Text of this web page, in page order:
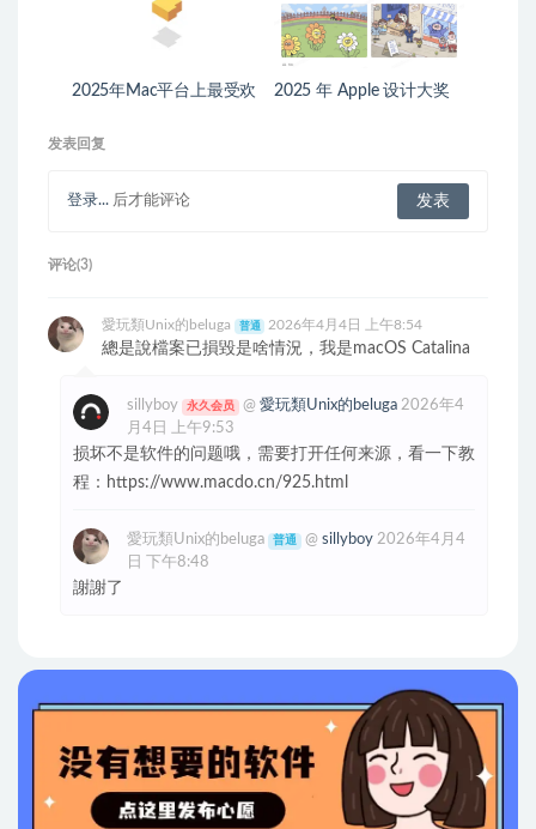
2025年Mac平台上最受欢
2025 年 Apple 设计大奖
发表回复
登录... 后才能评论
评论(3)
愛玩類Unix的beluga 普通 2026年4月4日 上午8:54
總是說檔案已損毀是啥情況，我是macOS Catalina
sillyboy 永久会员 @ 愛玩類Unix的beluga 2026年4
月4日 上午9:53
损坏不是软件的问题哦，需要打开任何来源，看一下教
程：https://www.macdo.cn/925.html
愛玩類Unix的beluga 普通 @ sillyboy 2026年4月4
日 下午8:48
謝謝了